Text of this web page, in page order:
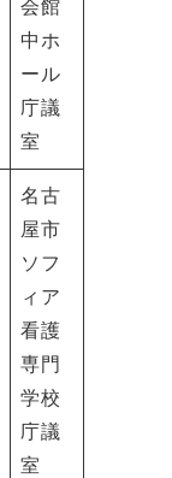
会館
中ホ
ール
庁議
室
名古
屋市
ソフ
ィア
看護
専門
学校
庁議
室